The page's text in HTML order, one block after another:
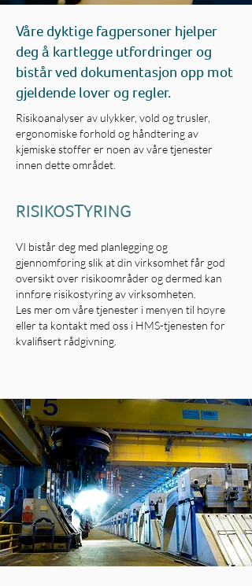
Våre dyktige fagpersoner hjelper
deg å kartlegge utfordringer og
bistår ved dokumentasjon opp mot
gjeldende lover og regler.
Risikoanalyser av ulykker, vold og trusler,
ergonomiske forhold og håndtering av
kjemiske stoffer er noen av våre tjenester
innen dette området.
RISIKOSTYRING
VI bistår deg med planlegging og
gjennomføring slik at din virksomhet får god
oversikt over risikoområder og dermed kan
innføre risikostyring av virksomheten.
Les mer om våre tjenester i menyen til høyre
eller ta kontakt med oss i HMS-tjenesten for
kvalifisert rådgivning.